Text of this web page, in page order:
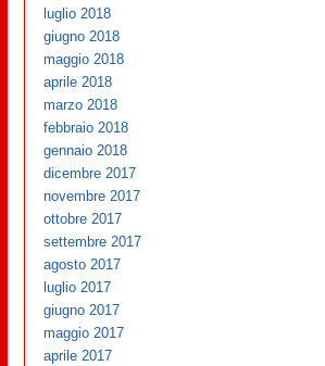
luglio 2018
giugno 2018
maggio 2018
aprile 2018
marzo 2018
febbraio 2018
gennaio 2018
dicembre 2017
novembre 2017
ottobre 2017
settembre 2017
agosto 2017
luglio 2017
giugno 2017
maggio 2017
aprile 2017